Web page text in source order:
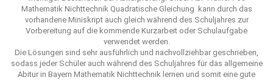
Mathematik Nichttechnik Quadratische Gleichung kann durch das
vorhandene Miniskript auch gleich während des Schuljahres zur
Vorbereitung auf die kommende Kurzarbeit oder Schulaufgabe
verwendet werden.
Die Lösungen sind sehr ausführlich und nachvollziehbar geschrieben,
sodass jeder Schüler auch während des Schuljahres für das allgemeine
Abitur in Bayern Mathematik Nichttechnik lernen und somit eine gute